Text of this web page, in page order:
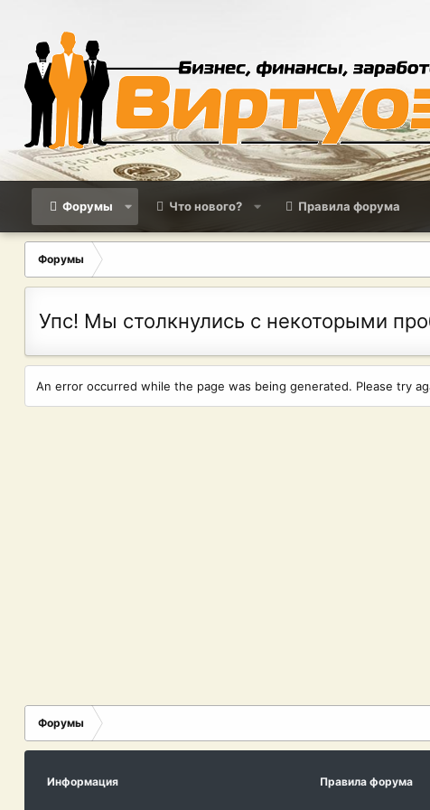
Форумы Что нового? Правила форума
Форумы
Упс! Мы столкнулись с некоторыми
An error occurred while the page was being generated. Please try
Форумы
Информация Правила форума